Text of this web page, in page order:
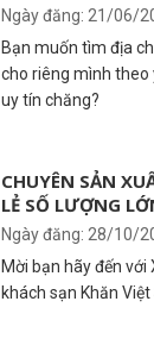
Ngày đăng: 21/06/
Bạn muốn tìm địa
cho riêng mình theo
uy tín chăng?
CHUYÊN SẢN
LẺ SỐ LƯỢNG
Ngày đăng: 28/10/
Mời bạn hãy đến
khách sạn Khăn